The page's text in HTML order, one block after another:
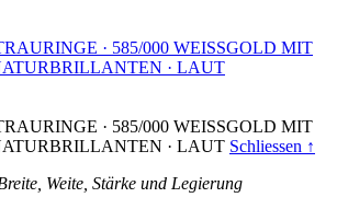
· 585/000 WEISSGOLD MIT
· LAUT
· 585/000 WEISSGOLD MIT
· LAUT Schliessen ↑
Weite, Stärke und Legierung